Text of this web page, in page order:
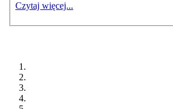
Czytaj więcej...